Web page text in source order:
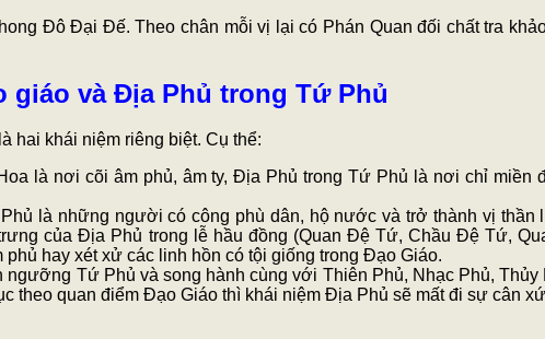
Đô Đại Đế. Theo chân mỗi vị lại có Phán Quan đối chất tra
và Địa Phủ trong Tứ Phủ
hai khái niệm riêng biệt. Cụ thể:
là nơi cõi âm phủ, âm ty, Địa Phủ trong Tứ Phủ là nơi chỉ miền
là những người có công phù dân, hộ nước và trở thành vị thần
của Địa Phủ trong lễ hầu đồng (Quan Đệ Tứ, Chầu Đệ Tứ,
hay xét xử các linh hồn có tội giống trong Đạo Giáo.
Tứ Phủ và song hành cùng với Thiên Phủ, Nhạc Phủ,
theo quan điểm Đạo Giáo thì khái niệm Địa Phủ sẽ mất đi sự cân